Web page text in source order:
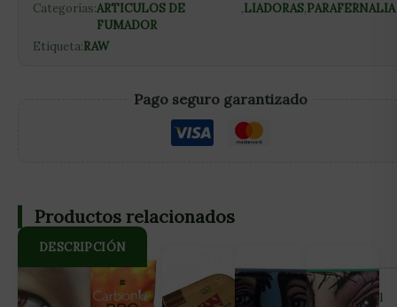
Categorías:ARTICULOS DE
FUMADOR
,LIADORAS,PARAFERNALIA
Etiqueta:RAW
Pago seguro garantizado
DESCRIPCIÓN
Nuevo Raw Six Shooter diseñado para liar 1,2,3 o 6 conos al
Productos relacionados